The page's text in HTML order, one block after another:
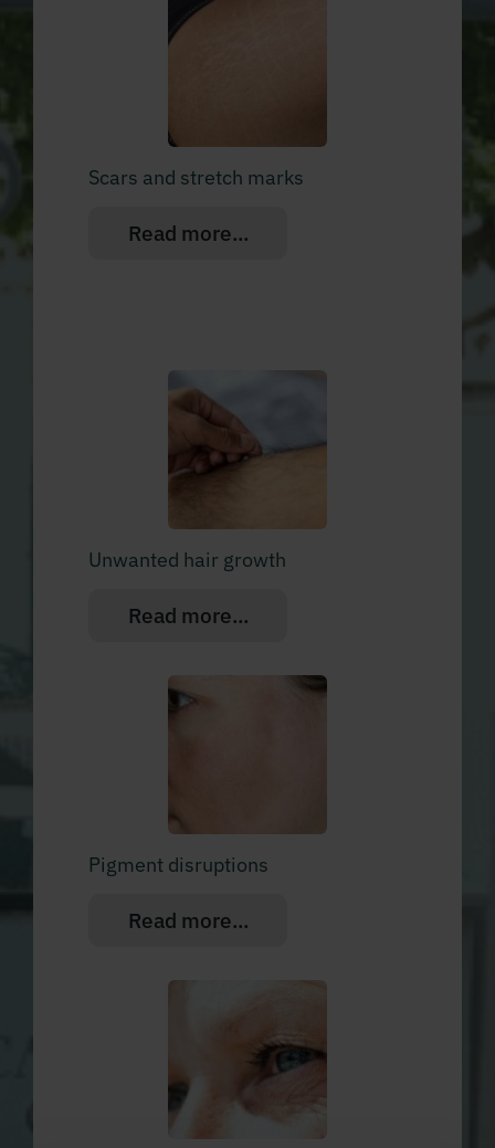
Scars and stretch marks
Read more...
Unwanted hair growth
Read more...
Pigment disruptions
Read more...